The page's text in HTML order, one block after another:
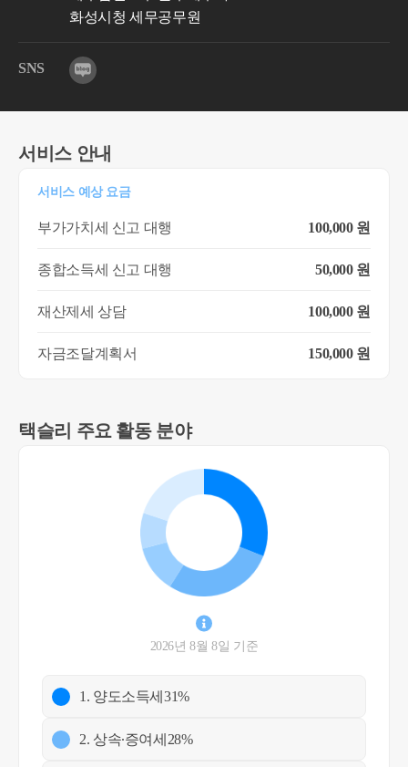
화성시청 세무공무원
SNS
서비스 안내
서비스 예상 요금
부가가치세 신고 대행 100,000 원
종합소득세 신고 대행 50,000 원
재산제세 상담 100,000 원
자금조달계획서 150,000 원
택슬리 주요 활동 분야
2026년 8월 8일 기준
1. 양도소득세31%
2. 상속∙증여세 28%